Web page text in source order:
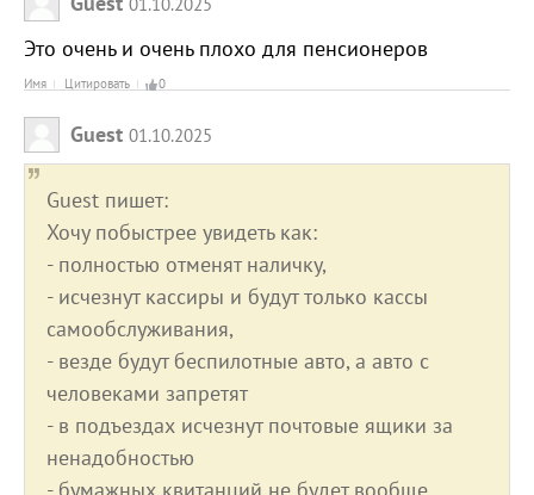
Это очень и очень плохо для пенсионеров
Имя Цитировать 0
Guest 01.10.2025
Guest пишет:
Хочу побыстрее увидеть как:
- полностью отменят наличку,
- исчезнут кассиры и будут только кассы
самообслуживания,
- везде будут беспилотные авто, а авто с
человеками запретят
- в подъездах исчезнут почтовые ящики за
ненадобностью
- бумажных квитанций не будет вообще